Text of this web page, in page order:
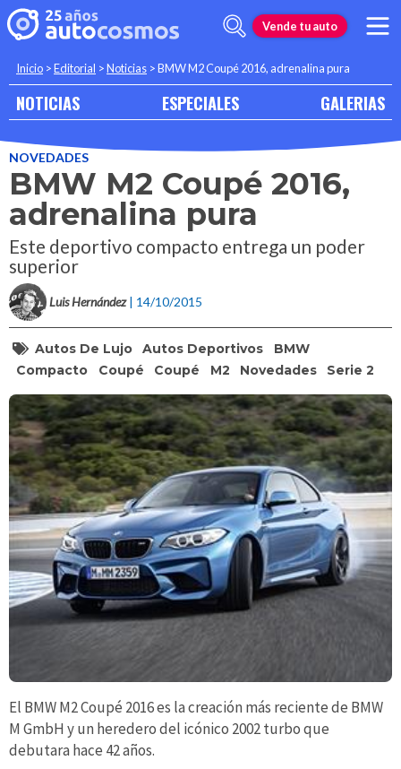
Vende tu auto
Inicio >Editorial >Noticias >BMW M2 Coupé 2016, adrenalina pura
NOTICIAS ESPECIALES GALERIAS
NOVEDADES
BMW M2 Coupé 2016,
adrenalina pura
Este deportivo compacto entrega un poder
superior
Luis Hernández | 14/10/2015
Autos De Lujo Autos Deportivos
BMW
Compacto
Coupé Coupé M2 Novedades Serie 2
El BMW M2 Coupé 2016 es la creación más reciente de BMW
M GmbH y un heredero del icónico 2002 turbo que
debutara hace 42 años.